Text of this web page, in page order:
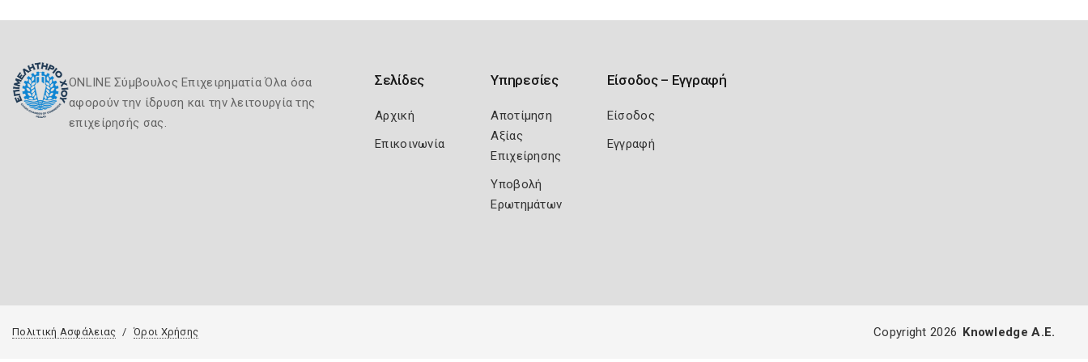
ONLINE Σύμβουλος Επιχειρηματία Όλα όσα
αφορούν την ίδρυση και την λειτουργία της
επιχείρησής σας.
Σελίδες
Αρχική
Επικοινωνία
Υπηρεσίες
Αποτίμηση
Αξίας
Επιχείρησης
Υποβολή
Ερωτημάτων
Είσοδος – Εγγραφή
Είσοδος
Εγγραφή
Πολιτική Ασφάλειας Όροι Χρήσης Copyright 2026 Knowledge A.E.